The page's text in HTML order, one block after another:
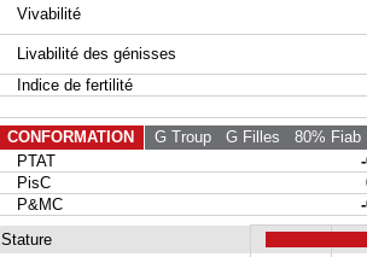
Vivabilité
Livabilité des génisses
Indice de fertilité
CONFORMATION G Troup G Filles 80% Fiab
PTAT
PisC
P&MC
Stature